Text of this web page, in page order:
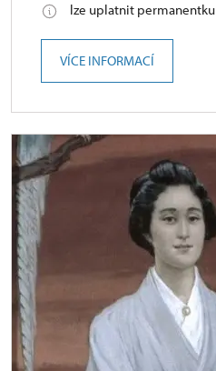
lze uplatnit permanentku
VÍCE INFORMACÍ